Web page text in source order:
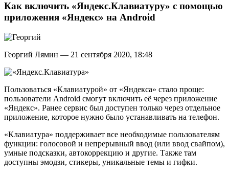
Как включить «Яндекс.Клавиатуру» с помощью
приложения «Яндекс» на Android
Георгий Лямин — 21 сентября 2020, 18:48
Пользоваться «Клавиатурой» от «Яндекса» стало проще:
пользователи Android смогут включить её через приложение
«Яндекс». Ранее сервис был доступен только через отдельное
приложение, которое нужно было устанавливать на телефон.
«Клавиатура» поддерживает все необходимые пользователям
функции: голосовой и непрерывный ввод (или ввод свайпом),
умные подсказки, автокоррекцию и другие. Также там
доступны эмодзи, стикеры, уникальные темы и гифки.